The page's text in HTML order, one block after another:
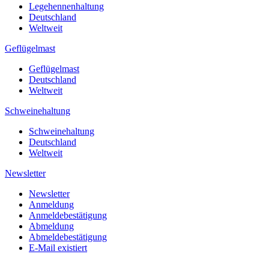
Legehennenhaltung
Deutschland
Weltweit
Geflügelmast
Geflügelmast
Deutschland
Weltweit
Schweinehaltung
Schweinehaltung
Deutschland
Weltweit
Newsletter
Newsletter
Anmeldung
Anmeldebestätigung
Abmeldung
Abmeldebestätigung
E-Mail existiert